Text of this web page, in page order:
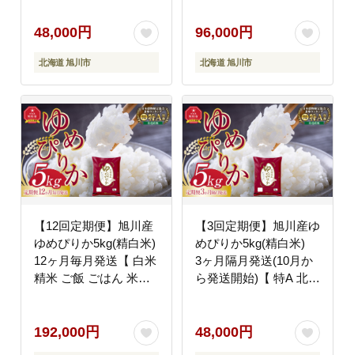
りか 旭川産 旭川市ふる
さと納税 北海道ふるさ
と納税 特A ふるさと納
税 旭川市 北海道 】
48,000円
北海道 旭川市
りか 旭川産 旭川市ふる
さと納税 北海道ふるさ
と納税 特A ふるさと納
税 旭川市 北海道 】
96,000円
北海道 旭川市
【12回定期便】旭川産
ゆめぴりか5kg(精白米)
12ヶ月毎月発送【 白米
精米 ご飯 ごはん 米
税 北海道ふるさと納税
特A ふるさと納税 旭川
192,000円
【3回定期便】旭川産ゆ
めぴりか5kg(精白米)
3ヶ月隔月発送(10月か
ら発送開始)【 特A 北海
ぴりか 旭川産 旭川市ふ
るさと納税 北海道ふる
48,000円